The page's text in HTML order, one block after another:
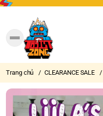
Trang chủ / CLEARANCE SALE /